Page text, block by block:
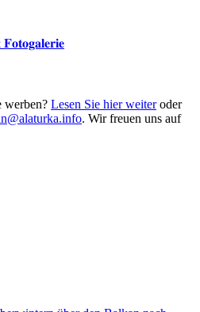
werben? Lesen Sie hier weiteroder
. Wir freuen uns auf